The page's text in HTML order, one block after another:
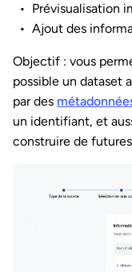
Prévisualisation
Ajout des
Objectif : vous
possible un dataset
par des
un identifiant, et
construire de